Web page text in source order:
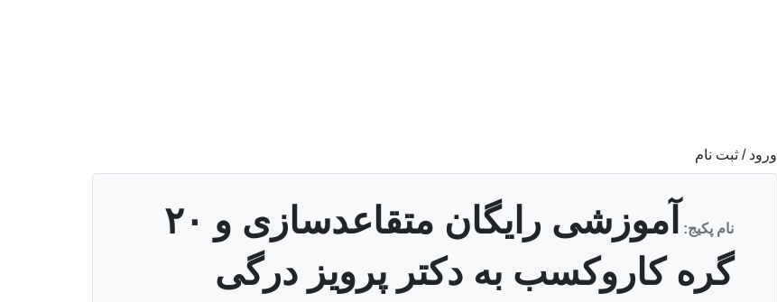
ورود / ثبت نام
نام پکیج:
آموزشی رایگان متقاعدسازی و ۲۰
گره کاروکسب به دکتر پرویز درگی